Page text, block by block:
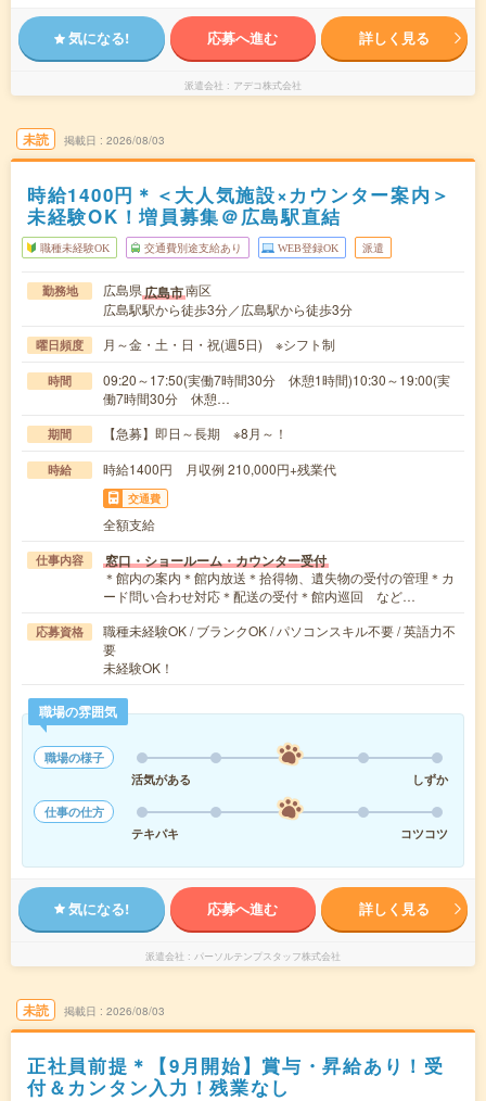
気になる! 応募へ進む 詳しく見る
派遣会社 アデコ株式会社
未読 掲載日 2026/08/03
時給1400円＊＜大人気施設×カウンター案内＞
未経験OK！増員募集＠広島駅直結
職種未経験OK 交通費別途支給あり WEB登録OK 派遣
勤務地 広島県広島市南区
広島駅駅から徒歩3分／広島駅から徒歩3分
曜日頻度 月～金・土・日・祝(週5日) ※シフト制
時間
09:20～17:50(実働7時間30分 休憩1時間)10:30～19:00(実
働7時間30分 休憩…
期間 【急募】即日～長期 ※8月～！
時給 時給1400円 月収例 210,000円+残業代
交通費
全額支給
仕事内容 窓口・ショールーム・カウンター受付
＊館内の案内＊館内放送＊拾得物、遺失物の受付の管理＊カ
ード問い合わせ対応＊配送の受付＊館内巡回 など…
応募資格
職種未経験OK / ブランクOK / パソコンスキル不要 / 英語力不
要
未経験OK！
職場の雰囲気
職場の様子
活気がある
しずか
仕事の仕方
テキパキ
コツコツ
気になる! 応募へ進む 詳しく見る
派遣会社 パーソルテンプスタッフ株式会社
未読 掲載日 2026/08/03
正社員前提＊【9月開始】賞与・昇給あり！受
付＆カンタン入力！残業なし